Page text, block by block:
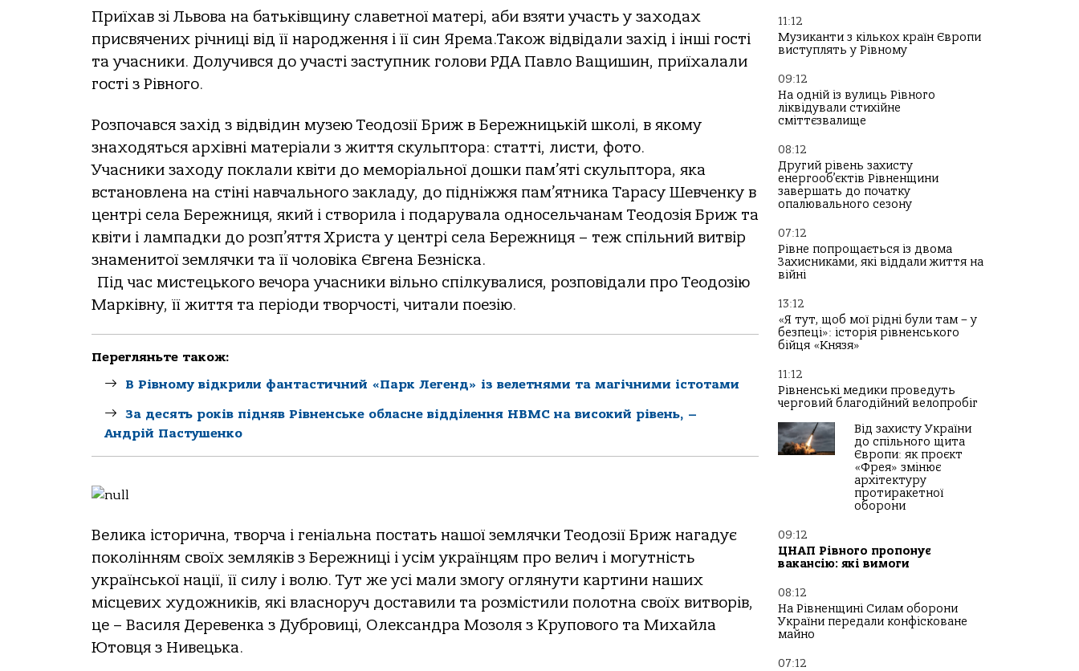
Приїхав зі Львова на батьківщину славетної матері, аби взяти участь у заходах
присвячених річниці від її народження і її син Ярема.Також відвідали захід і інші гості
та учасники. Долучився до участі заступник голови РДА Павло Ващишин, приїхалали
гості з Рівного.
Розпочався захід з відвідин музею Теодозії Бриж в Бережницькій школі, в якому
знаходяться архівні матеріали з життя скульптора: статті, листи, фото.
Учасники заходу поклали квіти до меморіальної дошки пам’яті скульптора, яка
встановлена на стіні навчального закладу, до підніжжя пам’ятника Тарасу Шевченку в
центрі села Бережниця, який і створила і подарувала односельчанам Теодозія Бриж та
квіти і лампадки до розп’яття Христа у центрі села Бережниця – теж спільний витвір
знаменитої землячки та її чоловіка Євгена Безніска.
Під час мистецького вечора учасники вільно спілкувалися, розповідали про Теодозію
Марківну, її життя та періоди творчості, читали поезію.
Перегляньте також:
В Рівному відкрили фантастичний «Парк Легенд» із велетнями та магічними істотами
За десять років підняв Рівненське обласне відділення НВМС на високий рівень, –
Андрій Пастушенко
Велика історична, творча і геніальна постать нашої землячки Теодозії Бриж нагадує
поколінням своїх земляків з Бережниці і усім українцям про велич і могутність
української нації, її силу і волю. Тут же усі мали змогу оглянути картини наших
місцевих художників, які власноруч доставили та розмістили полотна своїх витворів,
це – Василя Деревенка з Дубровиці, Олександра Мозоля з Крупового та Михайла
Ютовця з Нивецька.
11:12
Музиканти з кількох країн Європи
виступлять у Рівному
09:12
На одній із вулиць Рівного
ліквідували стихійне
сміттєзвалище
08:12
Другий рівень захисту
енергооб’єктів Рівненщини
завершать до початку
опалювального сезону
07:12
Рівне попрощається із двома
Захисниками, які віддали життя на
війні
13:12
«Я тут, щоб мої рідні були там – у
безпеці»: історія рівненського
бійця «Князя»
11:12
Рівненські медики проведуть
черговий благодійний велопробіг
Від захисту України
до спільного щита
Європи: як проєкт
«Фрея» змінює
архітектуру
протиракетної
оборони
09:12
ЦНАП Рівного пропонує
вакансію: які вимоги
08:12
На Рівненщині Силам оборони
України передали конфісковане
майно
07:12